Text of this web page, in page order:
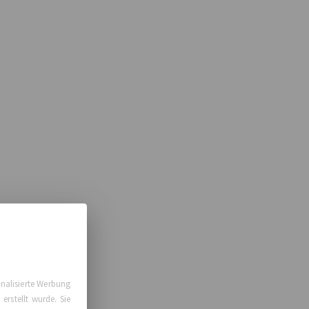
Werbung
wurde. Sie